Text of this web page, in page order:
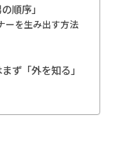
順序」
ーを生み出す方法
ず「外を知る」